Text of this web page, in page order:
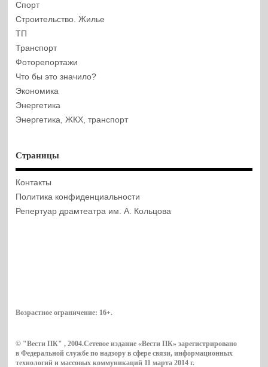
Спорт
Строительство. Жилье
ТП
Транспорт
Фоторепортажи
Что бы это значило?
Экономика
Энергетика
Энергетика, ЖКХ, транспорт
Страницы
Контакты
Политика конфиденциальности
Репертуар драмтеатра им. А. Кольцова
Возрастное ограничение: 16+.
© "Вести ПК" , 2004.Сетевое издание «Вести ПК» зарегистрировано
в Федеральной службе по надзору в сфере связи, информационных
технологий и массовых коммуникаций 11 марта 2014 г.